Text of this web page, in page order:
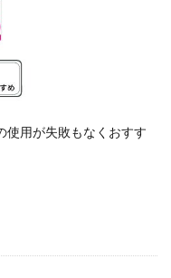
使用が失敗もなくおすす